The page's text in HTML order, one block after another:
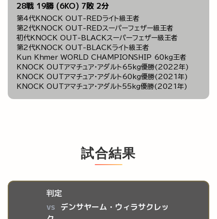
28戦 19勝 (6KO) 7敗 2分
第4代KNOCK OUT-REDライト級王者
第2代KNOCK OUT-REDスーパーフェザー級王者
初代KNOCK OUT-BLACKスーパーフェザー級王者
第2代KNOCK OUT-BLACKライト級王者
Kun Khmer WORLD CHAMPIONSHIP 60kg王者
KNOCK OUTアマチュア・アダルト65kg優勝(2022年)
KNOCK OUTアマチュア・アダルト60kg優勝(2021年)
KNOCK OUTアマチュア・アダルト55kg優勝(2021年)
試合結果
判定
vs デンサヤーム・ウィラサクレッ